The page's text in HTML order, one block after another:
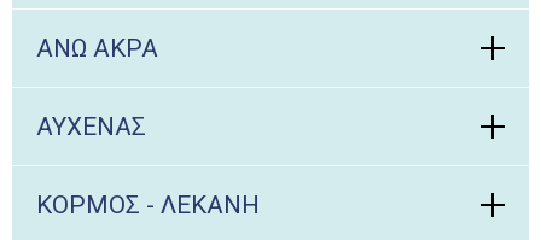
ΑΝΩ ΑΚΡΑ
ΑΥΧΕΝΑΣ
ΚΟΡΜΟΣ - ΛΕΚΑΝΗ